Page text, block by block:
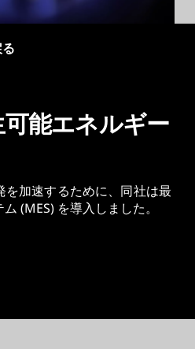
能エネルギー
加速するために、同社は最
(MES) を導入しました。